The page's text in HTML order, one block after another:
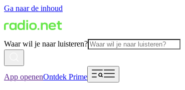
Ga naar de inhoud
Waar wil je naar luisteren?
App openenOntdek Prime